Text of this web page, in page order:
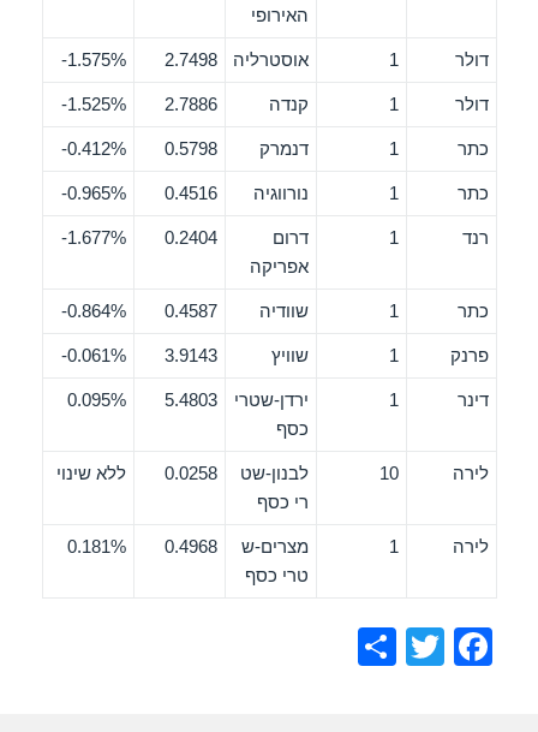
האירופי
דולר 1 אוסטרליה 2.7498
1.575%-
דולר 1 קנדה 2.7886
1.525%-
כתר 1 דנמרק 0.5798
0.412%-
כתר 1 נורווגיה 0.4516
0.965%-
רנד 1
דרום
אפריקה
0.2404
1.677%-
כתר 1 שוודיה 0.4587
0.864%-
פרנק 1 שוויץ 3.9143
0.061%-
דינר 1
ירדן-שטרי
כסף
5.4803
0.095%
לירה 10
לבנון-שט
רי כסף
0.0258 ללא שינוי
לירה 1
מצרים-ש
טרי כסף
0.4968
0.181%
F
T